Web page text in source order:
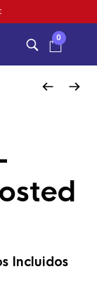
0
Incluidos